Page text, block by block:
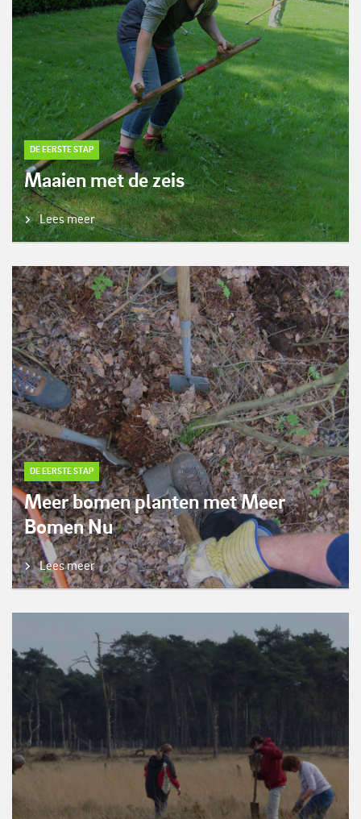
DE EERSTE STAP
Maaien met de zeis
Lees meer
DE EERSTE STAP
Meer bomen planten met Meer
Bomen Nu
Lees meer